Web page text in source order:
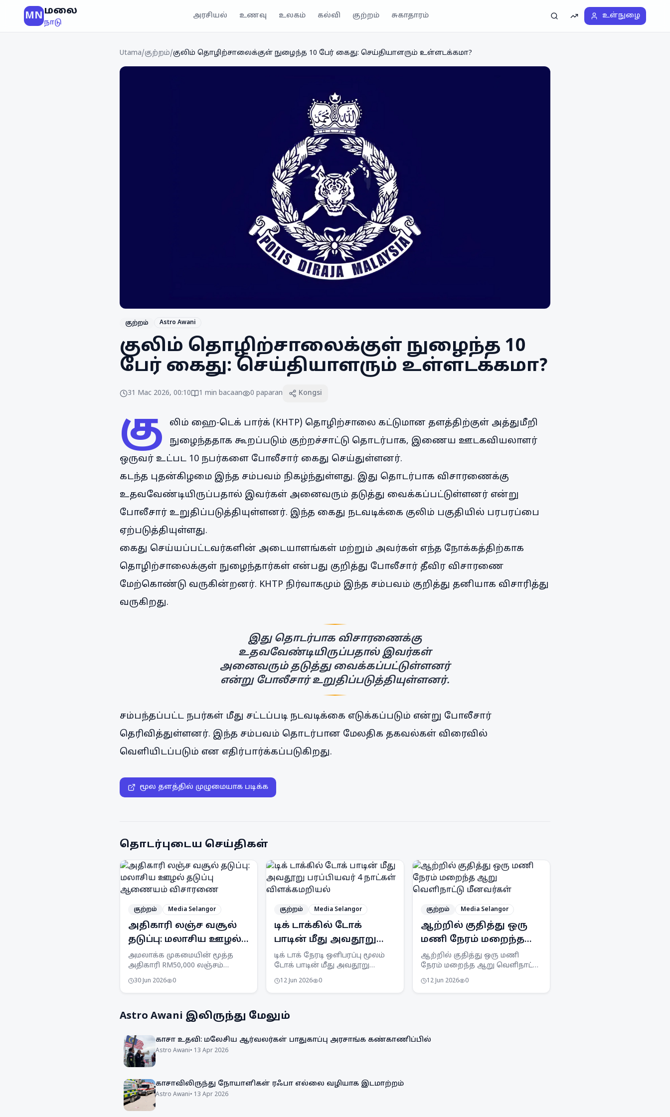
MN மலை
நாடு
அரசியல் உணவு உலகம் கல்வி குற்றம் சுகாதாரம் தேடல்டிரெண்டிங்உள்நுழை
Utama/குற்றம்/குலிம் தொழிற்சாலைக்குள் நுழைந்த 10 பேர் கைது: செய்தியாளரும் உள்ளடக்கமா?
குற்றம் Astro Awani
குலிம் தொழிற்சாலைக்குள் நுழைந்த 10
பேர் கைது: செய்தியாளரும் உள்ளடக்கமா?
31 Mac 2026, 00:10 1 min bacaan 0 paparan Kongsi
கு
லிம் ஹை-டெக் பார்க் (KHTP) தொழிற்சாலை கட்டுமான தளத்திற்குள் அத்துமீறி
நுழைந்ததாக கூறப்படும் குற்றச்சாட்டு தொடர்பாக, இணைய ஊடகவியலாளர்
ஒருவர் உட்பட 10 நபர்களை போலீசார் கைது செய்துள்ளனர்.
கடந்த புதன்கிழமை இந்த சம்பவம் நிகழ்ந்துள்ளது. இது தொடர்பாக விசாரணைக்கு
உதவவேண்டியிருப்பதால் இவர்கள் அனைவரும் தடுத்து வைக்கப்பட்டுள்ளனர் என்று
போலீசார் உறுதிப்படுத்தியுள்ளனர். இந்த கைது நடவடிக்கை குலிம் பகுதியில் பரபரப்பை
ஏற்படுத்தியுள்ளது.
கைது செய்யப்பட்டவர்களின் அடையாளங்கள் மற்றும் அவர்கள் எந்த நோக்கத்திற்காக
தொழிற்சாலைக்குள் நுழைந்தார்கள் என்பது குறித்து போலீசார் தீவிர விசாரணை
மேற்கொண்டு வருகின்றனர். KHTP நிர்வாகமும் இந்த சம்பவம் குறித்து தனியாக விசாரித்து
வருகிறது.
இது தொடர்பாக விசாரணைக்கு
உதவவேண்டியிருப்பதால் இவர்கள்
அனைவரும் தடுத்து வைக்கப்பட்டுள்ளனர்
என்று போலீசார் உறுதிப்படுத்தியுள்ளனர்.
சம்பந்தப்பட்ட நபர்கள் மீது சட்டப்படி நடவடிக்கை எடுக்கப்படும் என்று போலீசார்
தெரிவித்துள்ளனர். இந்த சம்பவம் தொடர்பான மேலதிக தகவல்கள் விரைவில்
வெளியிடப்படும் என எதிர்பார்க்கப்படுகிறது.
மூல தளத்தில் முழுமையாக படிக்க
தொடர்புடைய செய்திகள்
குற்றம் Media Selangor
அதிகாரி லஞ்ச வசூல்
தடுப்பு: மலாசிய ஊழல்
தடுப்பு ஆணையம்
விசாரணை
அமலாக்க முகமையின் மூத்த
அதிகாரி RM50,000 லஞ்சம்
SPRM செலங்கூர் பிரிவினரால்
கைது செய்யப்பட்டார்.
30 Jun 2026 0
குற்றம் Media Selangor
டிக் டாக்கில் டோக்
பாடின் மீது அவதூறு
பரப்பியவர் 4 நாட்கள்
விளக்கமறியல்
டிக் டாக் நேரடி ஒளிபரப்பு மூலம்
டோக் பாடின் மீது அவதூறு
4 நாட்கள் விளக்கமறியலில்
வைக்கப்பட்டுள்ளார்.
12 Jun 2026 0
குற்றம் Media Selangor
ஆற்றில் குதித்து ஒரு
மணி நேரம் மறைந்த
ஆறு வெளிநாட்டு
மீனவர்கள்
ஆற்றில் குதித்து ஒரு மணி
நேரம் மறைந்த ஆறு வெளிநாட்டு
சிக்கினர். சட்டவிரோத மீன்பிடி
நடவடிக்கைகளுக்கு எதிராக
12 Jun 2026 0
Astro Awani இலிருந்து மேலும்
காசா உதவி: மலேசிய ஆர்வலர்கள் பாதுகாப்பு அரசாங்க கண்காணிப்பில்
Astro Awani• 13 Apr 2026
காசாவிலிருந்து நோயாளிகள் ரஃபா எல்லை வழியாக இடமாற்றம்
Astro Awani• 13 Apr 2026